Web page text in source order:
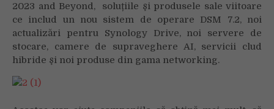
evenimentului
2023
and
Beyond
2023 and Beyond, soluțiile şi produsele sale viitoare
ce includ un nou sistem de operare DSM 7.2, noi
actualizări pentru Synology Drive, noi servere de
stocare, camere de supraveghere AI, servicii clud
hibride şi noi produse din gama networking.